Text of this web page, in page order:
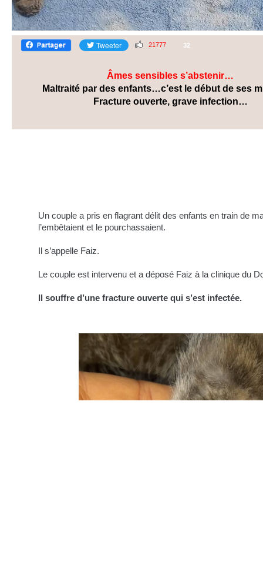
21777 32
Âmes sensibles s’abstenir…
Maltraité par des enfants…c’est le début de ses
Fracture ouverte, grave infection…
Un couple a pris en flagrant délit des enfants en train de
l’embêtaient et le pourchassaient.
Il s’appelle Faiz.
Le couple est intervenu et a déposé Faiz à la clinique du
Il souffre d’une fracture ouverte qui s’est infectée.